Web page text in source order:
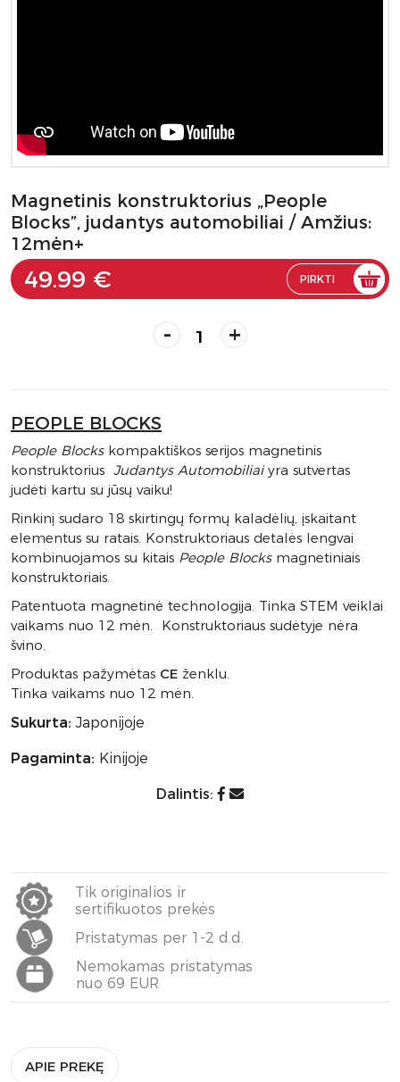
Magnetinis konstruktorius „People
Blocks”, judantys automobiliai / Amžius:
12mėn+
49.99 € PIRKTI
- +
PEOPLE BLOCKS
People Blockskompaktiškos serijos magnetinis
konstruktorius Judantys Automobiliaiyra sutvertas
judėti kartu su jūsų vaiku!
Rinkinį sudaro 18 skirtingų formų kaladėlių, įskaitant
elementus su ratais. Konstruktoriaus detalės lengvai
kombinuojamos su kitais People Blocksmagnetiniais
konstruktoriais.
Patentuota magnetinė technologija. Tinka STEM veiklai
vaikams nuo 12 mėn. Konstruktoriaus sudėtyje nėra
švino.
Produktas pažymėtas CE ženklu.
Tinka vaikams nuo 12 mėn.
Sukurta: Japonijoje
Pagaminta: Kinijoje
Dalintis:
Tik originalios ir
sertifikuotos prekės
Pristatymas per 1-2 d.d.
Nemokamas pristatymas
nuo 69 EUR
APIE PREKĘ